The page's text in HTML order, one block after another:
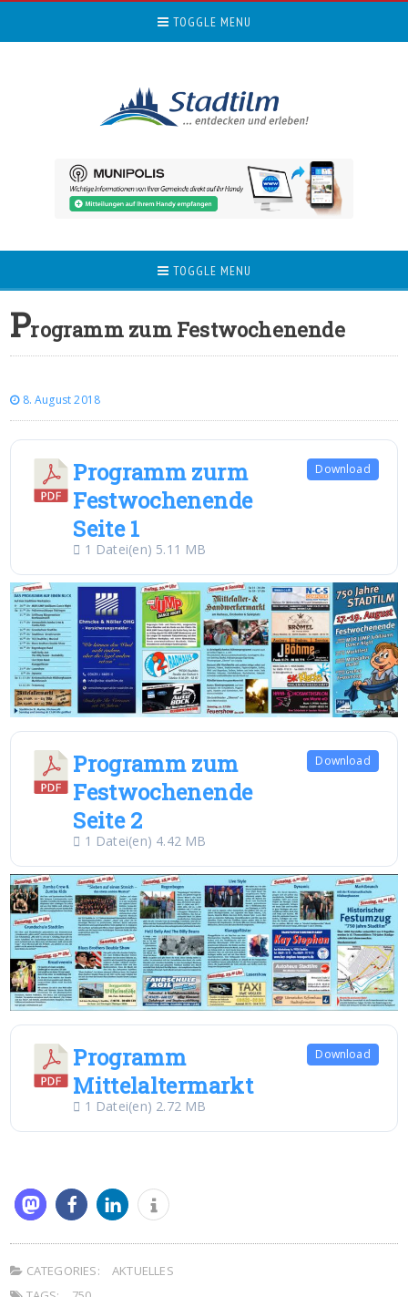
TOGGLE MENU
TOGGLE MENU
Programm zum Festwochenende
8. August 2018
Programm zurm
Festwochenende
Seite 1
1 Datei(en) 5.11 MB
Download
Programm zum
Festwochenende
Seite 2
1 Datei(en) 4.42 MB
Download
Programm
Mittelaltermarkt
1 Datei(en) 2.72 MB
Download
CATEGORIES:
AKTUELLES